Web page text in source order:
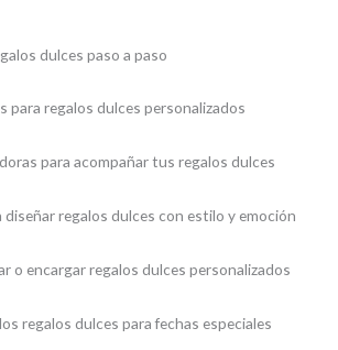
dulces paso a paso
para regalos dulces personalizados
para acompañar tus regalos dulces
diseñar regalos dulces con estilo y emoción
o encargar regalos dulces personalizados
regalos dulces para fechas especiales